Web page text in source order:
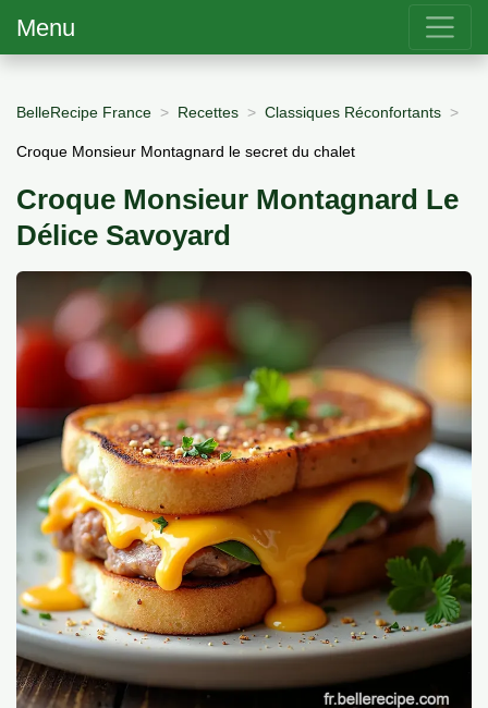
Menu
BelleRecipe France Recettes Classiques Réconfortants
Croque Monsieur Montagnard le secret du chalet
Croque Monsieur Montagnard Le
Délice Savoyard